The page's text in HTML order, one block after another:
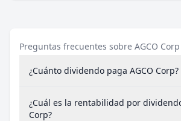
Preguntas frecuentes sobre AGCO Corp
¿Cuánto dividendo paga AGCO Corp?
¿Cuál es la rentabilidad por
Corp?